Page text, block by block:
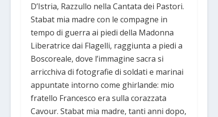
D’Istria, Razzullo nella Cantata dei Pastori.
Stabat mia madre con le compagne in
tempo di guerra ai piedi della Madonna
Liberatrice dai Flagelli, raggiunta a piedi a
Boscoreale, dove l’immagine sacra si
arricchiva di fotografie di soldati e marinai
appuntate intorno come ghirlande: mio
fratello Francesco era sulla corazzata
Cavour. Stabat mia madre, tanti anni dopo,